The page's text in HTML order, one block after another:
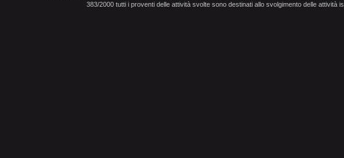
383/2000 tutti i proventi delle attività svolte sono destinati allo svolgimento delle